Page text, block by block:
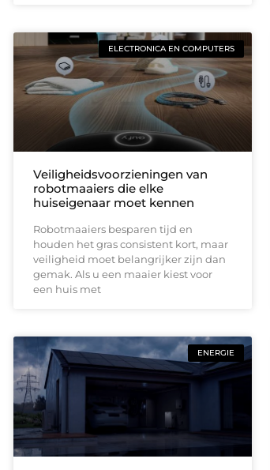
ELECTRONICA EN COMPUTERS
Veiligheidsvoorzieningen van
robotmaaiers die elke
huiseigenaar moet kennen
Robotmaaiers besparen tijd en
houden het gras consistent kort, maar
veiligheid moet belangrijker zijn dan
gemak. Als u een maaier kiest voor
een huis met
ENERGIE